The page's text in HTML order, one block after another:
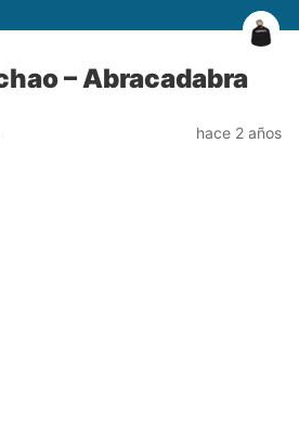
– Abracadabra
hace 2 años